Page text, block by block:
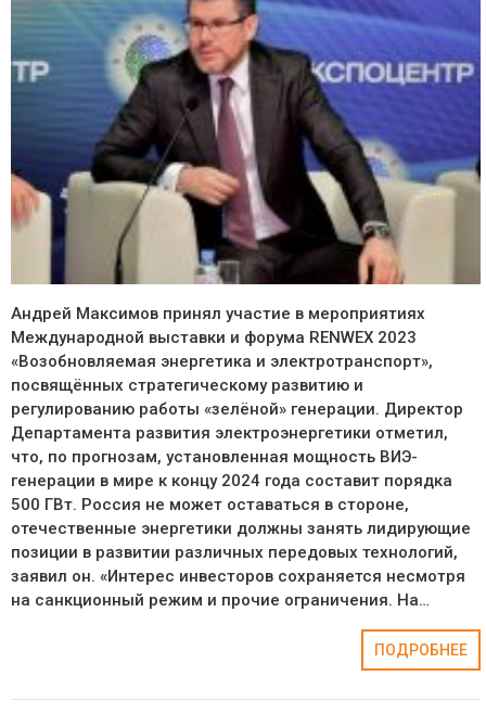
Андрей Максимов принял участие в мероприятиях
Международной выставки и форума RENWEX 2023
«Возобновляемая энергетика и электротранспорт»,
посвящённых стратегическому развитию и
регулированию работы «зелёной» генерации. Директор
Департамента развития электроэнергетики отметил,
что, по прогнозам, установленная мощность ВИЭ-
генерации в мире к концу 2024 года составит порядка
500 ГВт. Россия не может оставаться в стороне,
отечественные энергетики должны занять лидирующие
позиции в развитии различных передовых технологий,
заявил он. «Интерес инвесторов сохраняется несмотря
на санкционный режим и прочие ограничения. На…
ПОДРОБНЕЕ